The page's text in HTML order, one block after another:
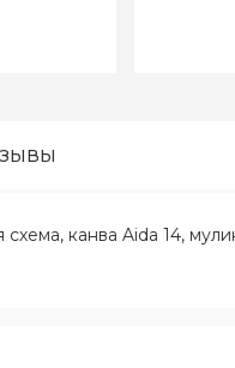
канва Aida 14,